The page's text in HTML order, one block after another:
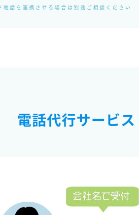
話を連携させる場合は別途ご相談ください
電話代行サービ